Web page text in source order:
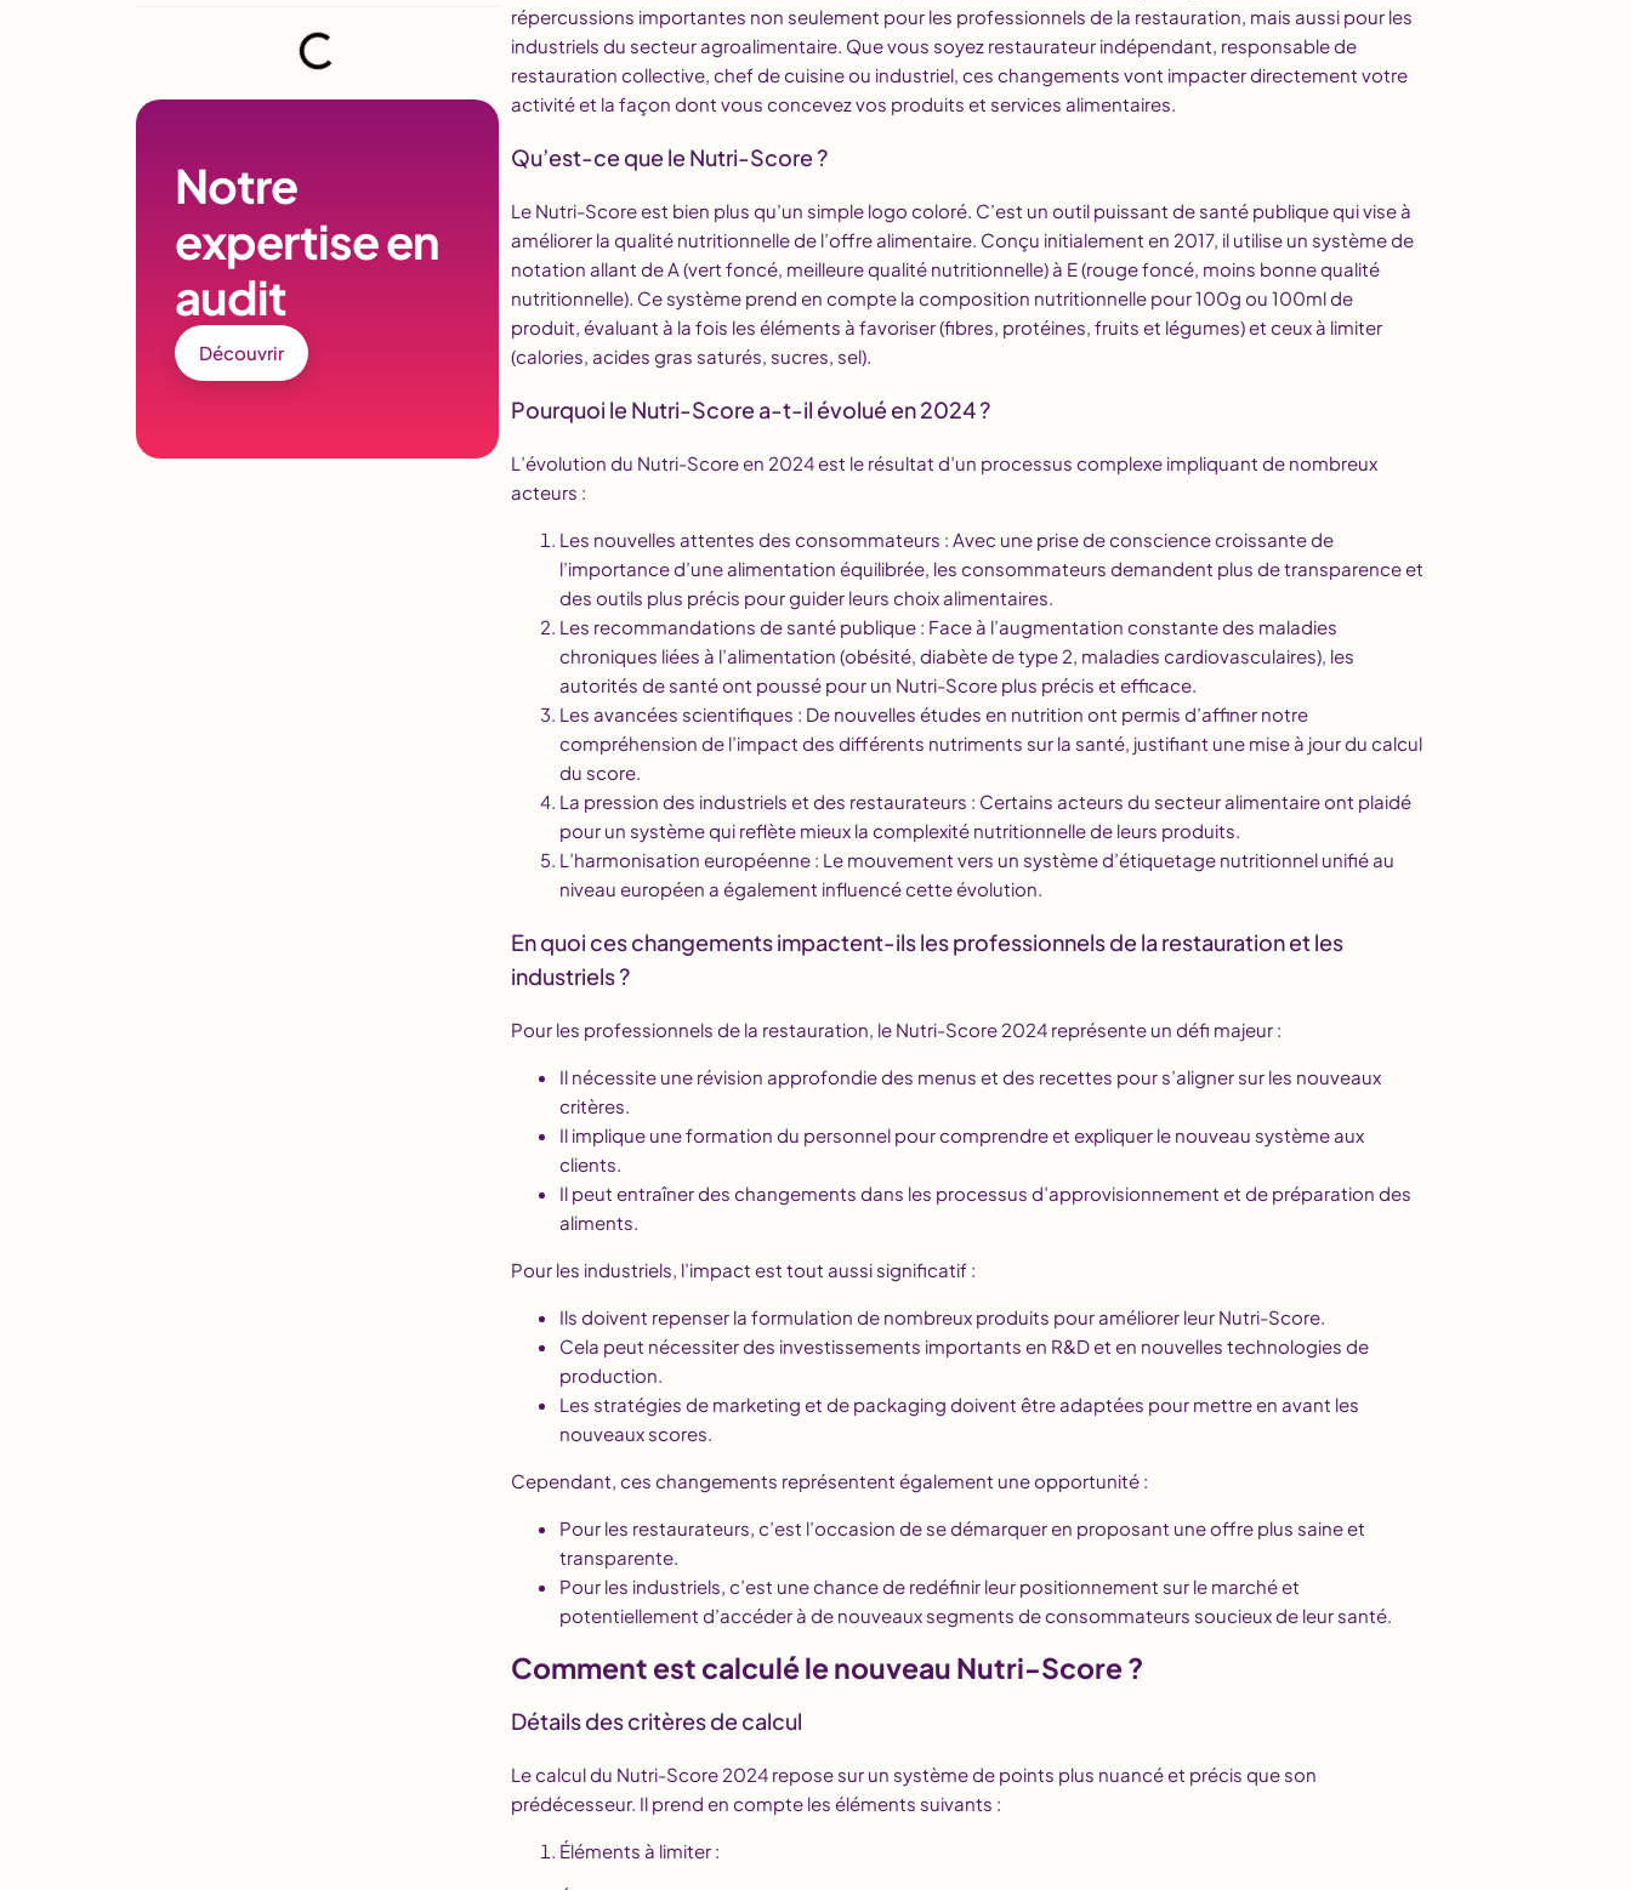
Notre
expertise en
audit
Découvrir
répercussions importantes non seulement pour les professionnels de la restauration, mais aussi pour les
industriels du secteur agroalimentaire. Que vous soyez restaurateur indépendant, responsable de
restauration collective, chef de cuisine ou industriel, ces changements vont impacter directement votre
activité et la façon dont vous concevez vos produits et services alimentaires.
Qu’est-ce que le Nutri-Score ?
Le Nutri-Score est bien plus qu’un simple logo coloré. C’est un outil puissant de santé publique qui vise à
améliorer la qualité nutritionnelle de l’offre alimentaire. Conçu initialement en 2017, il utilise un système de
notation allant de A (vert foncé, meilleure qualité nutritionnelle) à E (rouge foncé, moins bonne qualité
nutritionnelle). Ce système prend en compte la composition nutritionnelle pour 100g ou 100ml de
produit, évaluant à la fois les éléments à favoriser (fibres, protéines, fruits et légumes) et ceux à limiter
(calories, acides gras saturés, sucres, sel).
Pourquoi le Nutri-Score a-t-il évolué en 2024 ?
L’évolution du Nutri-Score en 2024 est le résultat d’un processus complexe impliquant de nombreux
acteurs :
Les nouvelles attentes des consommateurs : Avec une prise de conscience croissante de
l’importance d’une alimentation équilibrée, les consommateurs demandent plus de transparence et
des outils plus précis pour guider leurs choix alimentaires.
Les recommandations de santé publique : Face à l’augmentation constante des maladies
chroniques liées à l’alimentation (obésité, diabète de type 2, maladies cardiovasculaires), les
autorités de santé ont poussé pour un Nutri-Score plus précis et efficace.
Les avancées scientifiques : De nouvelles études en nutrition ont permis d’affiner notre
compréhension de l’impact des différents nutriments sur la santé, justifiant une mise à jour du calcul
du score.
La pression des industriels et des restaurateurs : Certains acteurs du secteur alimentaire ont plaidé
pour un système qui reflète mieux la complexité nutritionnelle de leurs produits.
L’harmonisation européenne : Le mouvement vers un système d’étiquetage nutritionnel unifié au
niveau européen a également influencé cette évolution.
En quoi ces changements impactent-ils les professionnels de la restauration et les
industriels ?
Pour les professionnels de la restauration, le Nutri-Score 2024 représente un défi majeur :
Il nécessite une révision approfondie des menus et des recettes pour s’aligner sur les nouveaux
critères.
Il implique une formation du personnel pour comprendre et expliquer le nouveau système aux
clients.
Il peut entraîner des changements dans les processus d’approvisionnement et de préparation des
aliments.
Pour les industriels, l’impact est tout aussi significatif :
Ils doivent repenser la formulation de nombreux produits pour améliorer leur Nutri-Score.
Cela peut nécessiter des investissements importants en R&D et en nouvelles technologies de
production.
Les stratégies de marketing et de packaging doivent être adaptées pour mettre en avant les
nouveaux scores.
Cependant, ces changements représentent également une opportunité :
Pour les restaurateurs, c’est l’occasion de se démarquer en proposant une offre plus saine et
transparente.
Pour les industriels, c’est une chance de redéfinir leur positionnement sur le marché et
potentiellement d’accéder à de nouveaux segments de consommateurs soucieux de leur santé.
Comment est calculé le nouveau Nutri-Score ?
Détails des critères de calcul
Le calcul du Nutri-Score 2024 repose sur un système de points plus nuancé et précis que son
prédécesseur. Il prend en compte les éléments suivants :
Éléments à limiter :